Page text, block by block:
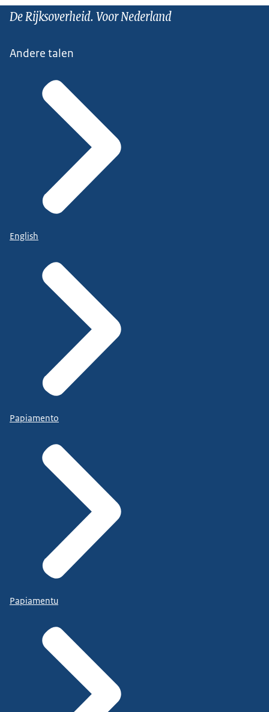
De Rijksoverheid. Voor Nederland
Andere talen
English
Papiamento
Papiamentu